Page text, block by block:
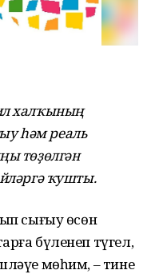
халҡының
һәм реаль
төҙөлгән
ҡушты.
сығыу өсөн
бүленеп түгел,
мөһим, – тине